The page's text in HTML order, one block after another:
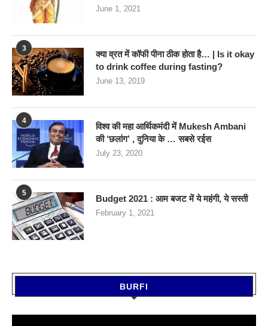
June 1, 2021
3
क्या व्रत में कॉफी पीना ठीक होता है… | Is it okay
to drink coffee during fasting?
June 13, 2019
4
विश्व की महा आर्थिकमंदी में Mukesh Ambani
की ‘छलांग’ , दुनिया के … सबसे रईस
July 23, 2020
5
Budget 2021 : आम बजट में ये महंगी, ये सस्‍ती
February 1, 2021
BURFI